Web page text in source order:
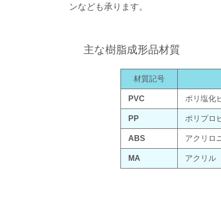
ンなども承ります。
主な樹脂成形品材質
材質記号
PVC ポリ塩化
PP ポリプロ
ABS アクリロ
MA アクリル